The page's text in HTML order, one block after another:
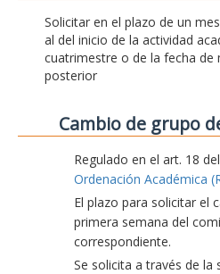
Solicitar en el plazo de un
al del inicio de la actividad
cuatrimestre o de la fecha de
posterior
Cambio de grupo
Regulado en el art. 18 del
Ordenación Académica
El plazo para solicitar el
primera semana del
correspondiente.
Se solicita a través de la